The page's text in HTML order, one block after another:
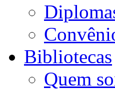
Bibliotecas
Quem